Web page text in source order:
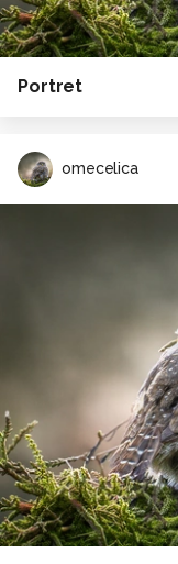
Portret
omecelica